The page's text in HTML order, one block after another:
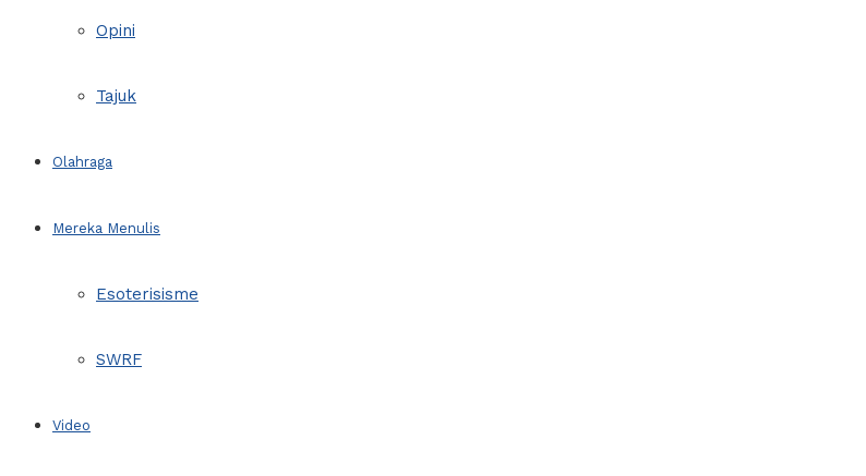
Opini
Tajuk
Olahraga
Mereka Menulis
Esoterisisme
SWRF
Video